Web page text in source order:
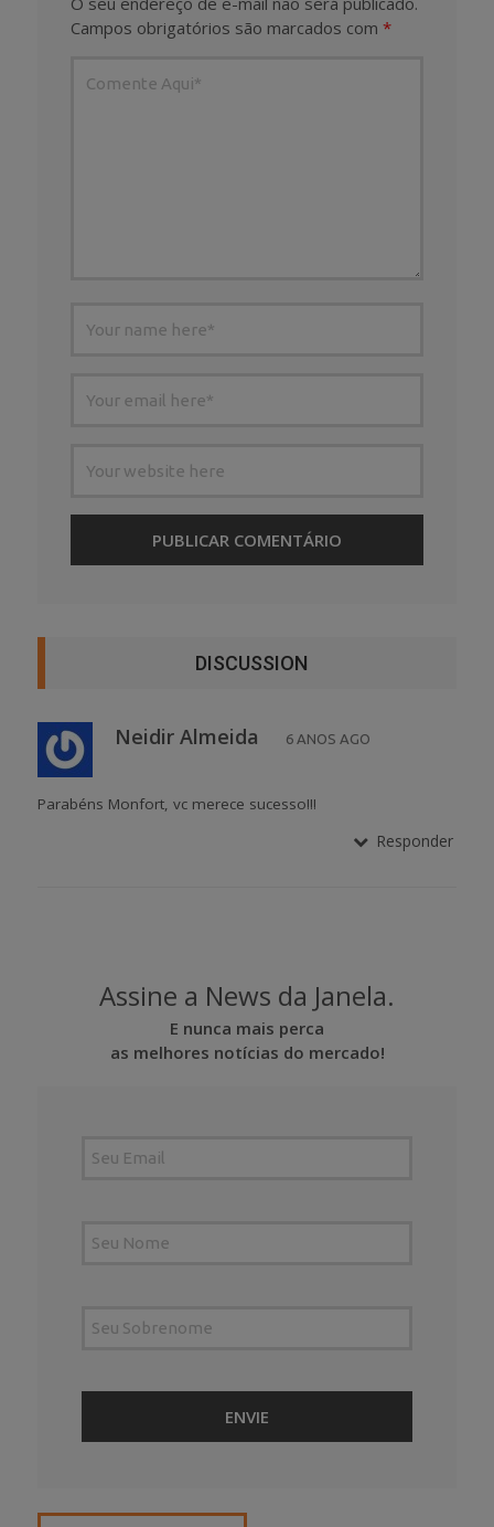
Campos obrigatórios são marcados com *
DISCUSSION
Neidir Almeida 6 ANOS AGO
Parabéns Monfort, vc merece sucesso!!!
Responder
Assine a News da Janela.
E nunca mais perca
as melhores notícias do mercado!